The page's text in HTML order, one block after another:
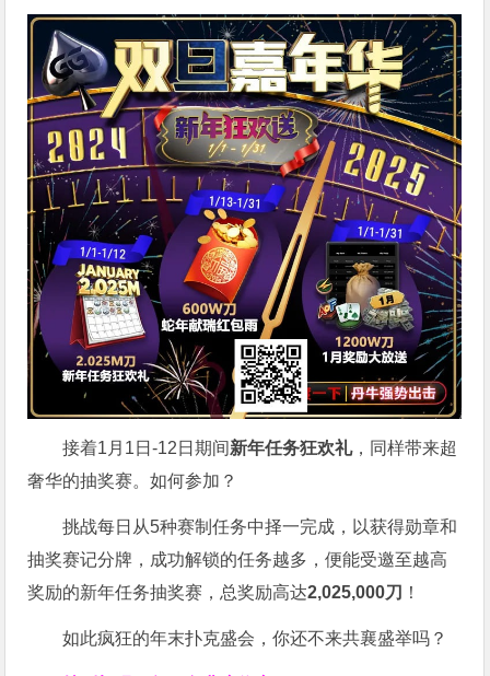
接着1月1日-12日期间新年任务狂欢礼，同样带来超
奢华的抽奖赛。如何参加？
挑战每日从5种赛制任务中择一完成，以获得勋章和
抽奖赛记分牌，成功解锁的任务越多，便能受邀至越高
奖励的新年任务抽奖赛，总奖励高达2,025,000刀 ！
如此疯狂的年末扑克盛会，你还不来共襄盛举吗？